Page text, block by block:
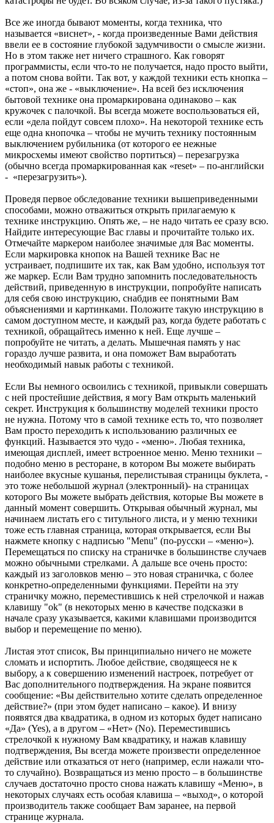
Все же иногда бывают моменты, когда техника, что
называется «виснет», - когда произведенные Вами действия
ввели ее в состояние глубокой задумчивости о смысле жизни.
Но в этом также нет ничего страшного. Как говорят
программисты, если что-то не получается, надо просто выйти,
а потом снова войти. Так вот, у каждой техники есть кнопка –
«стоп», она же - «выключение». На всей без исключения
бытовой технике она промаркирована одинаково – как
кружочек с палочкой. Вы всегда можете воспользоваться ей,
если «дела пойдут совсем плохо». На некоторой технике есть
еще одна кнопочка – чтобы не мучить технику постоянным
выключением рубильника (от которого ее нежные
микросхемы имеют свойство портиться) – перезагрузка
(обычно всегда промаркированная как «reset» – по-английски
- «перезагрузить»).
Проведя первое обследование техники вышеприведенными
способами, можно отважиться открыть прилагаемую к
технике инструкцию. Опять же, – не надо читать ее сразу всю.
Найдите интересующие Вас главы и прочитайте только их.
Отмечайте маркером наиболее значимые для Вас моменты.
Если маркировка кнопок на Вашей технике Вас не
устраивает, подпишите их так, как Вам удобно, используя тот
же маркер. Если Вам трудно запомнить последовательность
действий, приведенную в инструкции, попробуйте написать
для себя свою инструкцию, снабдив ее понятными Вам
объяснениями и картинками. Положите такую инструкцию в
самом доступном месте, и каждый раз, когда будете работать с
техникой, обращайтесь именно к ней. Еще лучше –
попробуйте не читать, а делать. Мышечная память у нас
гораздо лучше развита, и она поможет Вам выработать
необходимый навык работы с техникой.
Если Вы немного освоились с техникой, привыкли совершать
с ней простейшие действия, я могу Вам открыть маленький
секрет. Инструкция к большинству моделей техники просто
не нужна. Потому что в самой технике есть то, что позволяет
Вам просто переходить к использованию различных ее
функций. Называется это чудо - «меню». Любая техника,
имеющая дисплей, имеет встроенное меню. Меню техники –
подобно меню в ресторане, в котором Вы можете выбирать
наиболее вкусные кушанья, перелистывая страницы буклета, -
это тоже небольшой журнал (электронный)- на страницах
которого Вы можете выбрать действия, которые Вы можете в
данный момент совершить. Открывая обычный журнал, мы
начинаем листать его с титульного листа, и у меню техники
тоже есть главная страница, которая открывается, если Вы
нажмете кнопку с надписью "Menu" (по-русски – «меню»).
Перемещаться по списку на страничке в большинстве случаев
можно обычными стрелками. А дальше все очень просто:
каждый из заголовков меню – это новая страничка, с более
конкретно-определенными функциями. Перейти на эту
страничку можно, переместившись к ней стрелочкой и нажав
клавишу "ok" (в некоторых меню в качестве подсказки в
начале сразу указывается, какими клавишами производится
выбор и перемещение по меню).
Листая этот список, Вы принципиально ничего не можете
сломать и испортить. Любое действие, сводящееся не к
выбору, а к совершению изменений настроек, потребует от
Вас дополнительного подтверждения. На экране появится
сообщение: «Вы действительно хотите сделать определенное
действие?» (при этом будет написано – какое). И внизу
появятся два квадратика, в одном из которых будет написано
«Да» (Yes), а в другом – «Нет» (No). Переместившись
стрелочкой к нужному Вам квадратику, и нажав клавишу
подтверждения, Вы всегда можете произвести определенное
действие или отказаться от него (например, если нажали что-
то случайно). Возвращаться из меню просто – в большинстве
случаев достаточно просто снова нажать клавишу «Меню», в
некоторых случаях есть особая клавиша – «выход», о которой
производитель также сообщает Вам заранее, на первой
странице журнала.